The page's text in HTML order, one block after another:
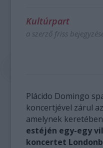
Kultúrpart
a szerző friss
Plácido Domingo
koncertjével zárul
amelynek keretében
estéjén egy-egy
koncertet